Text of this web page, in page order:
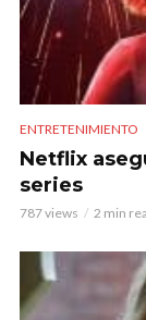
ENTRETENIMIENTO
Netflix
series
787 views 2 min